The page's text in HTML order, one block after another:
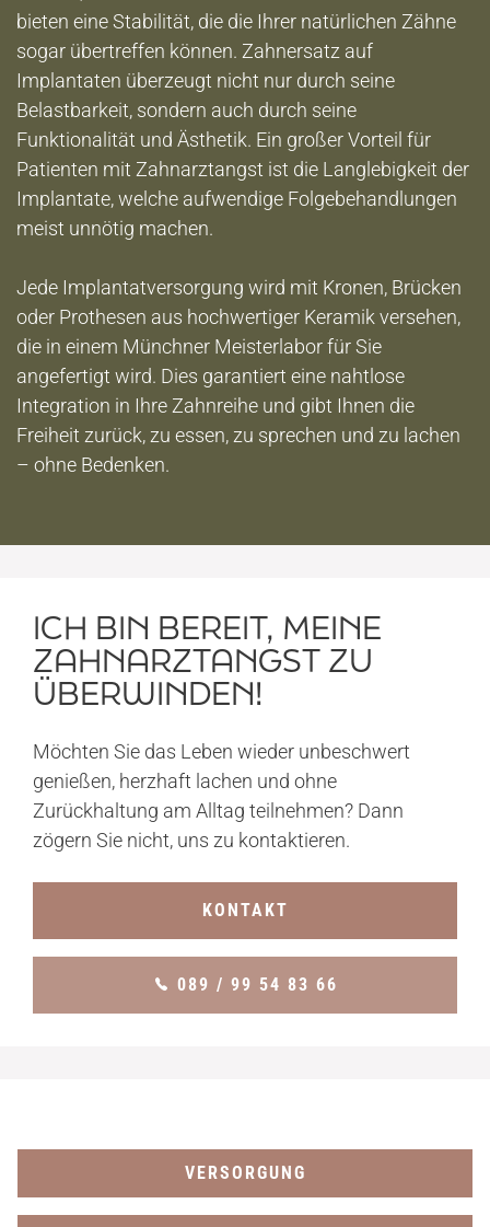
ANGSTPATIENTEN
ANGSTPATIENTEN-TEST
VERSORGUNGEN
ZAHNIMPLANTATE
VOLLNARKOSE
BLOG
bieten eine Stabilität, die die Ihrer natürlichen Zähne
sogar übertreffen können. Zahnersatz auf
Implantaten überzeugt nicht nur durch seine
Belastbarkeit, sondern auch durch seine
Funktionalität und Ästhetik. Ein großer Vorteil für
Patienten mit Zahnarztangst ist die Langlebigkeit der
Implantate, welche aufwendige Folgebehandlungen
meist unnötig machen.
Jede Implantatversorgung wird mit Kronen, Brücken
oder Prothesen aus hochwertiger Keramik versehen,
die in einem Münchner Meisterlabor für Sie
angefertigt wird. Dies garantiert eine nahtlose
Integration in Ihre Zahnreihe und gibt Ihnen die
Freiheit zurück, zu essen, zu sprechen und zu lachen
– ohne Bedenken.
ICH BIN BEREIT, MEINE
ZAHNARZTANGST ZU
ÜBERWINDEN!
Möchten Sie das Leben wieder unbeschwert
genießen, herzhaft lachen und ohne
Zurückhaltung am Alltag teilnehmen? Dann
zögern Sie nicht, uns zu kontaktieren.
KONTAKT
089 / 99 54 83 66
VERSORGUNG